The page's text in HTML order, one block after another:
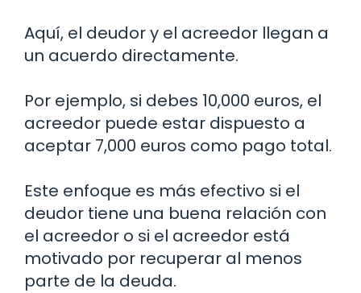
Aquí, el deudor y el acreedor llegan a
un acuerdo directamente.
Por ejemplo, si debes 10,000 euros, el
acreedor puede estar dispuesto a
aceptar 7,000 euros como pago total.
Este enfoque es más efectivo si el
deudor tiene una buena relación con
el acreedor o si el acreedor está
motivado por recuperar al menos
parte de la deuda.